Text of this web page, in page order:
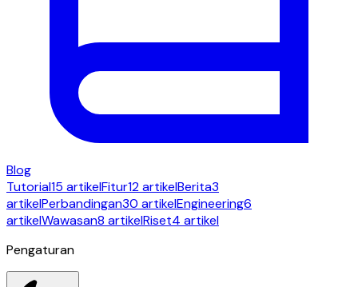
Blog
Tutorial15 artikelFitur12 artikelBerita3
artikelPerbandingan30 artikelEngineering6
artikelWawasan8 artikelRiset4 artikel
Pengaturan